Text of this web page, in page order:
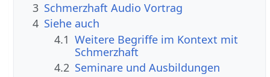
3
Schmerzhaft‏‎ Audio Vortrag
4 Siehe auch
4.1 Weitere Begriffe im Kontext mit
4.2 Seminare und Ausbildungen